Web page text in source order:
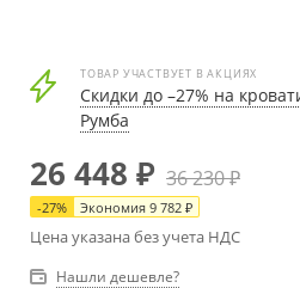
ТОВАР УЧАСТВУЕТ В АКЦИЯХ
Скидки до –27% на
Румба
26 448 ₽ 36 230₽
-27% Экономия 9 782 ₽
Цена указана без учета НДС
Нашли дешевле?